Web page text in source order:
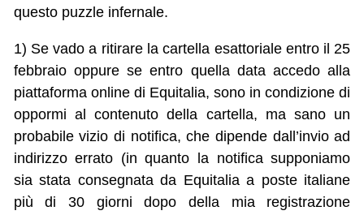
questo puzzle infernale.
1) Se vado a ritirare la cartella esattoriale entro il 25
febbraio oppure se entro quella data accedo alla
piattaforma online di Equitalia, sono in condizione di
oppormi al contenuto della cartella, ma sano un
probabile vizio di notifica, che dipende dall’invio ad
indirizzo errato (in quanto la notifica supponiamo
sia stata consegnata da Equitalia a poste italiane
più di 30 giorni dopo della mia registrazione